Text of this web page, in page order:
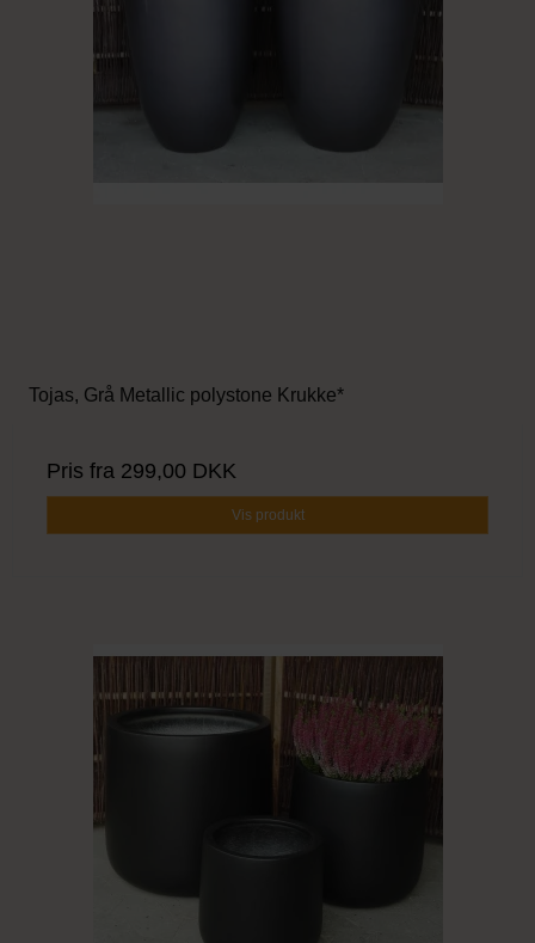
Tojas, Grå Metallic polystone Krukke*
Pris fra 299,00 DKK
Vis produkt